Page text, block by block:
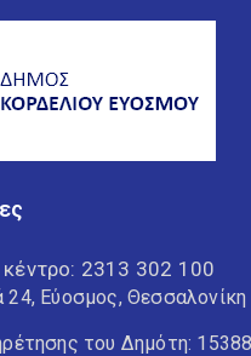
2313 302 100
Εύοσμος, Θεσσαλονίκη
του Δημότη: 15388